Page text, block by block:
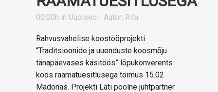
00:00h in Uudised - Autor: Rita
Rahvusvahelise koostööprojekti
“Traditsioonide ja uuenduste koosmõju
tänapäevases käsitöös” lõpukonverents
koos raamatuesitlusega toimus 15.02
Madonas. Projekti Läti poolne juhtpartner